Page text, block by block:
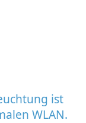
ist
WLAN.